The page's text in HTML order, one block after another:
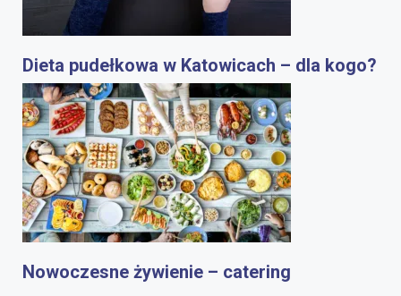
Dieta pudełkowa w Katowicach – dla kogo?
Nowoczesne żywienie – catering